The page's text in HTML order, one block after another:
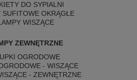
DO SYPIALNI
SUFITOWE OKRĄGŁE
WISZĄCE
ZEWNĘTRZNE
OGRODOWE
- WISZĄCE
- ZEWNĘTRZNE